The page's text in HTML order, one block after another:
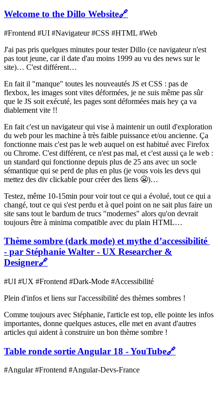
Welcome to the Dillo Website🔗
#Frontend #UI #Navigateur #CSS #HTML #Web
J'ai pas pris quelques minutes pour tester Dillo (ce navigateur n'est
pas tout jeune, car il date d'au moins 1999 au vu des news sur le
site)… C'est différent…
En fait il "manque" toutes les nouveautés JS et CSS : pas de
flexbox, les images sont vites déformées, je ne suis même pas sûr
que le JS soit exécuté, les pages sont déformées mais hey ça va
diablement vite !!
En fait c'est un navigateur qui vise à maintenir un outil d'exploration
du web pour les machine à très faible puissance et/ou ancienne. Ça
fonctionne mais c'est pas le web auquel on est habitué avec Firefox
ou Chrome. C'est différent, ce n'est pas mal, et c'est aussi ça le web :
un standard qui fonctionne depuis plus de 25 ans avec un socle
sémantique qui se perd de plus en plus (je vous vois les devs qui
mettez des div clickable pour créer des liens 😬)…
Testez, même 10-15min pour voir tout ce qui a évolué, tout ce qui a
changé, tout ce qui s'est perdu et à quel point on ne sait plus faire un
site sans tout le bardum de trucs "modernes" alors qu'on devrait
toujours être à minima compatible avec du plain HTML…
Thème sombre (dark mode) et mythe d’accessibilité
- par Stéphanie Walter - UX Researcher &
Designer🔗
#UI #UX #Frontend #Dark-Mode #Accessibilité
Plein d'infos et liens sur l'accessibilité des thèmes sombres !
Comme toujours avec Stéphanie, l'article est top, elle pointe les infos
importantes, donne quelques astuces, elle met en avant d'autres
articles qui aident à construire un bon thème sombre !
Table ronde sortie Angular 18 - YouTube🔗
#Angular #Frontend #Angular-Devs-France